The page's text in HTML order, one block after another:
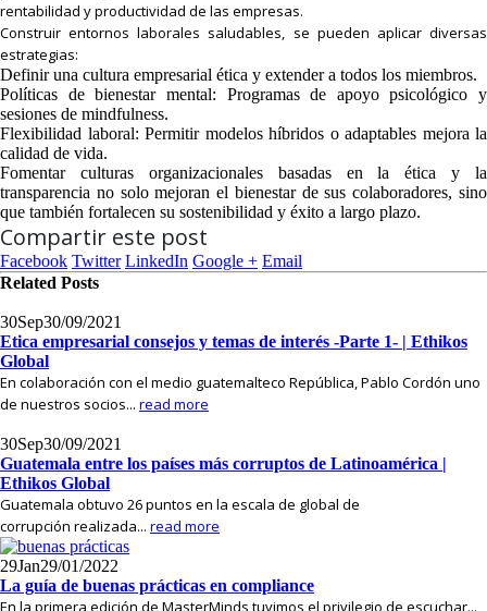
rentabilidad y productividad de las empresas.
Construir entornos laborales saludables, se pueden aplicar diversas
estrategias:
Definir una cultura empresarial ética y extender a todos los miembros.
Políticas de bienestar mental: Programas de apoyo psicológico y
sesiones de mindfulness.
Flexibilidad laboral: Permitir modelos híbridos o adaptables mejora la
calidad de vida.
Fomentar culturas organizacionales basadas en la ética y la
transparencia no solo mejoran el bienestar de sus colaboradores, sino
que también fortalecen su sostenibilidad y éxito a largo plazo.
Compartir este post
Facebook Twitter LinkedIn Google + Email
Related Posts
30Sep30/09/2021
Etica empresarial consejos y temas de interés -Parte 1- | Ethikos
Global
En colaboración con el medio guatemalteco República, Pablo Cordón uno
de nuestros socios... read more
30Sep30/09/2021
Guatemala entre los países más corruptos de Latinoamérica |
Ethikos Global
Guatemala obtuvo 26 puntos en la escala de global de
corrupción realizada... read more
29Jan29/01/2022
La guía de buenas prácticas en compliance
En la primera edición de MasterMinds tuvimos el privilegio de escuchar...